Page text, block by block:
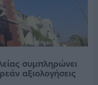
συμπληρώνει
αξιολογήσεις